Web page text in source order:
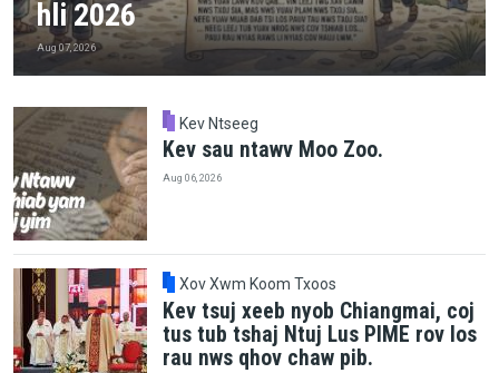
hli 2026
Aug 07, 2026
Kev Ntseeg
Kev sau ntawv Moo Zoo.
Aug 06, 2026
Xov Xwm Koom Txoos
Kev tsuj xeeb nyob Chiangmai, coj
tus tub tshaj Ntuj Lus PIME rov los
rau nws qhov chaw pib.